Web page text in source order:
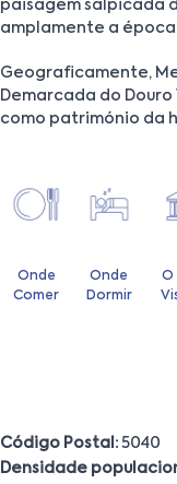
paisagem salpicada
amplamente a época
Geograficamente,
Demarcada do
como património da
Onde
Comer
Onde
Dormir
O
Código Postal: 5040
Densidade